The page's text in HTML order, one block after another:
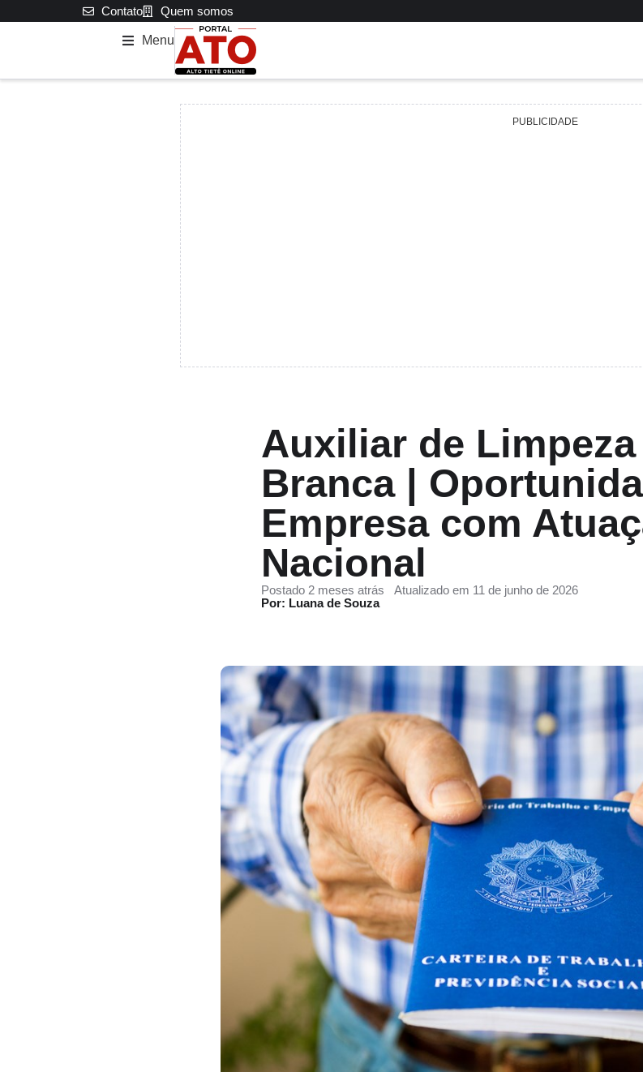
Contato Quem somos
Menu
PUBLICIDADE
Auxiliar de
Branca |
Empresa com
Nacional
Postado 2 meses atrás
Atualizado em 11 de junho de 2026
Por: Luana de Souza